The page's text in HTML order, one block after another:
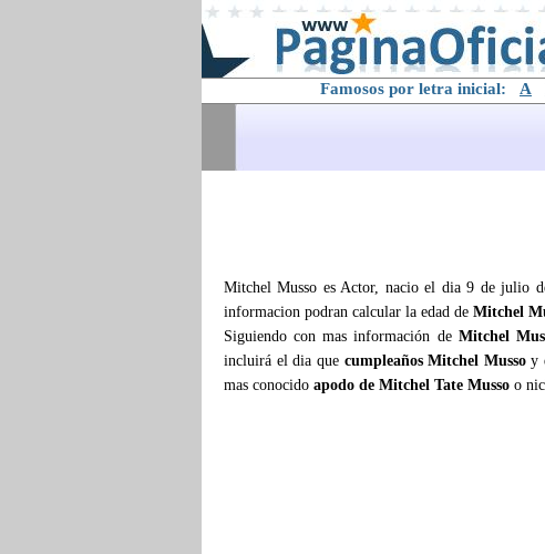
Famosos por letra inicial: A
Mitchel Musso es Actor, nacio el dia 9 de julio
informacion podran calcular la edad de Mitchel
Siguiendo con mas información de Mitchel
incluirá el dia que cumpleaños Mitchel Mussoy
mas conocido apodo de Mitchel Tate Musso o